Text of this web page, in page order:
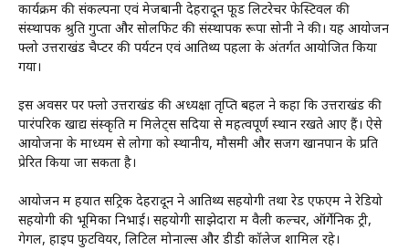
कार्यक्रम की संकल्पना एवं मेजबानी देहरादून फूड लिटरेचर फेस्टिवल की
संस्थापक श्रुति गुप्ता और सोलफिट की संस्थापक रूपा सोनी ने की। यह आयोजन
फ्लो उत्तराखंड चैप्टर की पर्यटन एवं आतिथ्य पहलों के अंतर्गत आयोजित किया
गया।
इस अवसर पर फ्लो उत्तराखंड की अध्यक्षा तृप्ति बहल ने कहा कि उत्तराखंड की
पारंपरिक खाद्य संस्कृति में मिलेट्स सदियों से महत्वपूर्ण स्थान रखते आए हैं। ऐसे
आयोजनों के माध्यम से लोगों को स्थानीय, मौसमी और सजग खानपान के प्रति
प्रेरित किया जा सकता है।
आयोजन में हयात सेंट्रिक देहरादून ने आतिथ्य सहयोगी तथा रेड एफएम ने रेडियो
सहयोगी की भूमिका निभाई। सहयोगी साझेदारों में वैली कल्चर, ऑर्गेनिक ट्री,
गेगल, हाइप फुटवियर, लिटिल मोनाल्स और डीडी कॉलेज शामिल रहे।